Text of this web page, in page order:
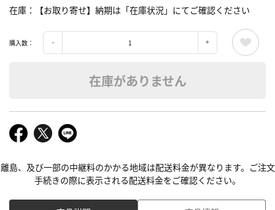
在庫 【お取り寄せ】納期は「在庫状況」にてご確認ください
購入数：
在庫がありません
離島、及び一部の中継料のかかる地域は配送料金が異なります。ご注文
手続きの際に表示される配送料金をご確認ください。